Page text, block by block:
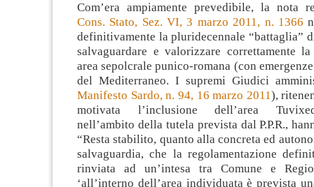
Com’era ampiamente prevedibile, la nota
Cons. Stato, Sez. VI, 3 marzo 2011, n. 1366
definitivamente la pluridecennale “battaglia”
salvaguardare e valorizzare correttamente
area sepolcrale punico-romana (con
del Mediterraneo. I supremi Giudici
Manifesto Sardo, n. 94, 16 marzo 2011),
motivata l’inclusione dell’area
nell’ambito della tutela prevista dal P.P.R.,
“Resta stabilito, quanto alla concreta ed
salvaguardia, che la regolamentazione
rinviata ad un’intesa tra Comune e
‘all’interno dell’area individuata è prevista